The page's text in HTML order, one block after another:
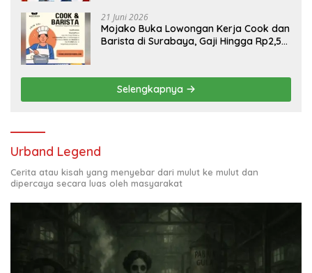
21 Juni 2026
Mojako Buka Lowongan Kerja Cook dan
Barista di Surabaya, Gaji Hingga Rp2,5
Selengkapnya
Urband Legend
Cerita atau kisah yang menyebar dari mulut ke mulut dan
dipercaya secara luas oleh masyarakat